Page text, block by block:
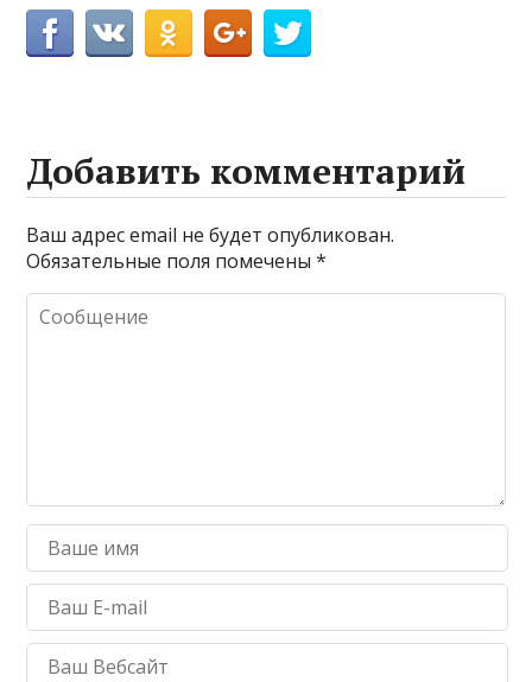
Добавить комментарий
Ваш адрес email не будет опубликован.
Обязательные поля помечены*